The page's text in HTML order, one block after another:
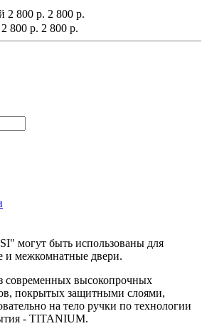
2 800 р.
2 800 р.
могут быть использованы для
и межкомнатные двери.
современных высокопрочных
покрытых защитными слоями,
на тело ручки по технологии
- TITANIUM.